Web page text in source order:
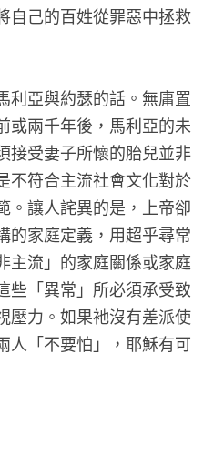
自己的百姓從罪惡中拯救
利亞與約瑟的話。無庸置
或兩千年後，馬利亞的未
接受妻子所懷的胎兒並非
不符合主流社會文化對於
。讓人詫異的是，上帝卻
的家庭定義，用超乎尋常
主流」的家庭關係或家庭
些「異常」所必須承受致
壓力。如果衪沒有差派使
人「不要怕」，耶穌有可